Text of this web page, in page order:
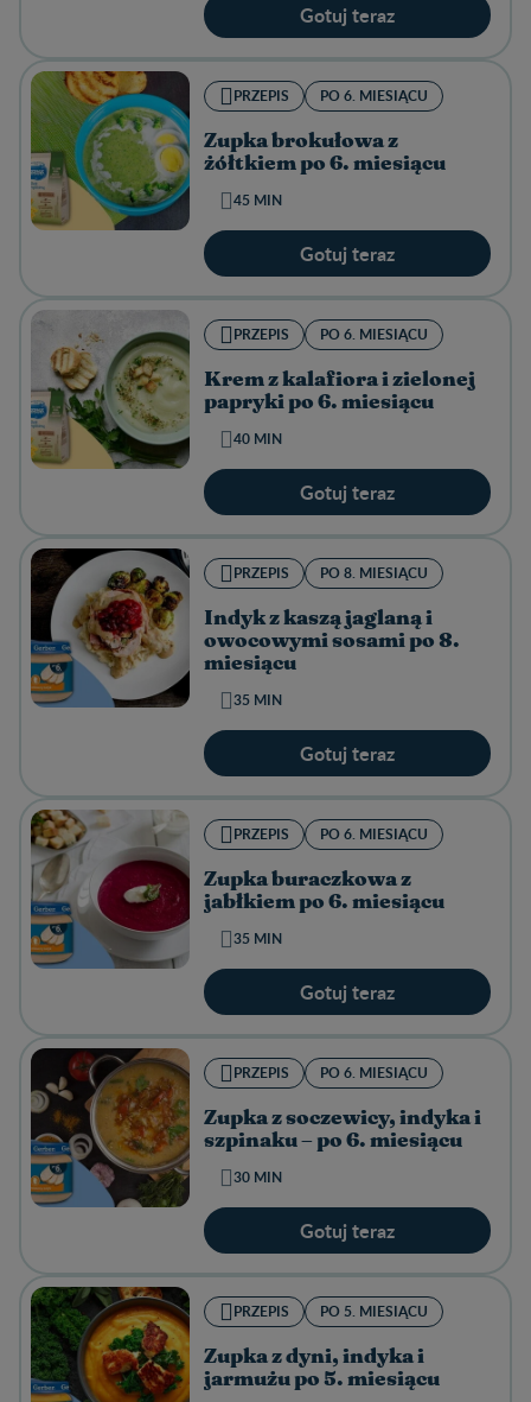
Gotuj teraz
PRZEPIS PO 6. MIESIĄCU
Zupka brokułowa z
żółtkiem po 6. miesiącu
45 MIN
Gotuj teraz
PRZEPIS PO 6. MIESIĄCU
Krem z kalafiora i zielonej
papryki po 6. miesiącu
40 MIN
Gotuj teraz
PRZEPIS PO 8. MIESIĄCU
Indyk z kaszą jaglaną i
owocowymi sosami po 8.
miesiącu
35 MIN
Gotuj teraz
PRZEPIS PO 6. MIESIĄCU
Zupka buraczkowa z
jabłkiem po 6. miesiącu
35 MIN
Gotuj teraz
PRZEPIS PO 6. MIESIĄCU
Zupka z soczewicy, indyka i
szpinaku – po 6. miesiącu
30 MIN
Gotuj teraz
PRZEPIS PO 5. MIESIĄCU
Zupka z dyni, indyka i
jarmużu po 5. miesiącu